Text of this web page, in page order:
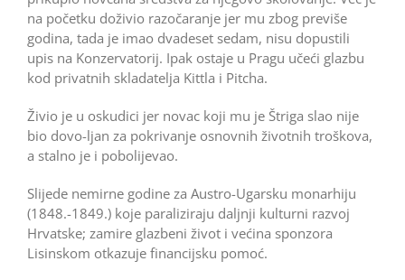
na početku doživio razočaranje jer mu zbog previše
godina, tada je imao dvadeset sedam, nisu dopustili
upis na Konzervatorij. Ipak ostaje u Pragu učeći glazbu
kod privatnih skladatelja Kittla i Pitcha.
Živio je u oskudici jer novac koji mu je Štriga slao nije
bio dovo-ljan za pokrivanje osnovnih životnih troškova,
a stalno je i pobolijevao.
Slijede nemirne godine za Austro-Ugarsku monarhiju
(1848.-1849.) koje paraliziraju daljnji kulturni razvoj
Hrvatske; zamire glazbeni život i većina sponzora
Lisinskom otkazuje financijsku pomoć.